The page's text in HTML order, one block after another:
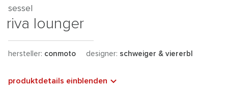
sessel
riva lounger
hersteller: conmoto designer: schweiger & viererbl
produktdetails einblenden